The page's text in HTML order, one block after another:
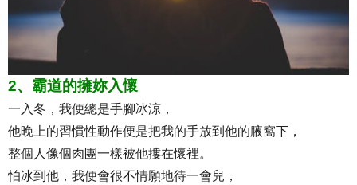
2、霸道的擁妳入懷
一入冬，我便總是手腳冰涼，
他晚上的習慣性動作便是把我的手放到他的腋窩下，
整個人像個肉團一樣被他摟在懷裡。
怕冰到他，我便會很不情願地待一會兒，